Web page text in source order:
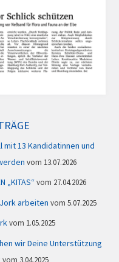
13 Kandidatinnen und
13.07.2026
„KITAS“ 27.04.2026
arbeiten 5.07.2025
1.05.2025
wir Deine Unterstützung
3.04.2025